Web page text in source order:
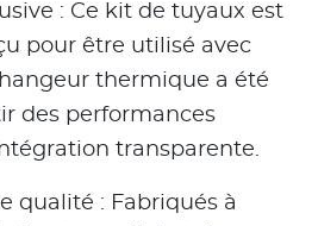
: Ce kit de tuyaux est
pour être utilisé avec
thermique a été
des performances
transparente.
qualité : Fabriqués à